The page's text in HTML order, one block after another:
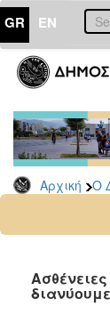
GR EN
Αρχική Ο
ΔΗΜΟΣ
&
Φορείς
διανύουμε